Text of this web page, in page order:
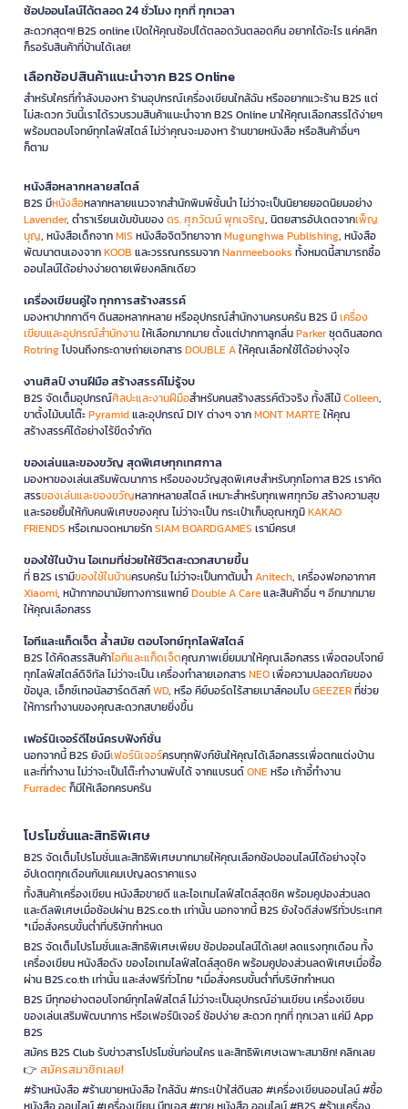
ช้อปออนไลน์ได้ตลอด 24 ชั่วโมง ทุกที่ ทุกเวลา
สะดวกสุดๆ! B2S online เปิดให้คุณช้อปได้ตลอดวันตลอดคืน อยากได้อะไร แค่คลิก
ก็รอรับสินค้าที่บ้านได้เลย!
เลือกช้อปสินค้าแนะนำจาก B2S Online
สำหรับใครที่กำลังมองหา ร้านอุปกรณ์เครื่องเขียนใกล้ฉัน หรืออยากแวะร้าน B2S แต่
ไม่สะดวก วันนี้เราได้รวบรวมสินค้าแนะนำจาก B2S Online มาให้คุณเลือกสรรได้ง่ายๆ
พร้อมตอบโจทย์ทุกไลฟ์สไตล์ ไม่ว่าคุณจะมองหา ร้านขายหนังสือ หรือสินค้าอื่นๆ
ก็ตาม
หนังสือหลากหลายสไตล์
B2S มีหนังสือหลากหลายแนวจากสำนักพิมพ์ชั้นนำ ไม่ว่าจะเป็นนิยายยอดนิยมอย่าง
Lavender, ตำราเรียนเข้มข้นของดร. ศุภวัฒน์ พุกเจริญ, นิตยสารอัปเดตจากเพ็ญ
บุญ, หนังสือเด็กจากMIS หนังสือจิตวิทยาจากMugunghwa Publishing, หนังสือ
พัฒนาตนเองจากKOOB และวรรณกรรมจากNanmeebooks ทั้งหมดนี้สามารถซื้อ
ออนไลน์ได้อย่างง่ายดายเพียงคลิกเดียว
เครื่องเขียนคู่ใจ ทุกการสร้างสรรค์
มองหาปากกาดีๆ ดินสอหลากหลาย หรืออุปกรณ์สำนักงานครบครัน B2S มีเครื่อง
เขียนและอุปกรณ์สำนักงานให้เลือกมากมาย ตั้งแต่ปากกาลูกลื่นParkerชุดดินสอกด
Rotringไปจนถึงกระดาษถ่ายเอกสารDOUBLE Aให้คุณเลือกใช้ได้อย่างจุใจ
งานศิลป์ งานฝีมือ สร้างสรรค์ไม่รู้จบ
B2S จัดเต็มอุปกรณ์ศิลปะและงานฝีมือสำหรับคนสร้างสรรค์ตัวจริง ทั้งสีไม้Colleen,
ขาตั้งไม้บนโต๊ะPyramidและอุปกรณ์ DIY ต่างๆ จากMONT MARTEให้คุณ
สร้างสรรค์ได้อย่างไร้ขีดจำกัด
ของเล่นและของขวัญ สุดพิเศษทุกเทศกาล
มองหาของเล่นเสริมพัฒนาการ หรือของขวัญสุดพิเศษสำหรับทุกโอกาส B2S เราคัด
สรรของเล่นและของขวัญหลากหลายสไตล์ เหมาะสำหรับทุกเพศทุกวัย สร้างความสุข
และรอยยิ้มให้กับคนพิเศษของคุณ ไม่ว่าจะเป็น กระเป๋าเก็บอุณหภูมิKAKAO
FRIENDS หรือเกมจดหมายรักSIAM BOARDGAMES เรามีครบ!
ของใช้ในบ้าน ไอเทมที่ช่วยให้ชีวิตสะดวกสบายขึ้น
ที่ B2S เรามีของใช้ในบ้านครบครัน ไม่ว่าจะเป็นกาต้มน้ำAnitech, เครื่องฟอกอากาศ
Xiaomi, หน้ากากอนามัยทางการแพทย์Double A Careและสินค้าอื่น ๆ อีกมากมาย
ให้คุณเลือกสรร
ไอทีและแก็ดเจ็ต ล้ำสมัย ตอบโจทย์ทุกไลฟ์สไตล์
B2S ได้คัดสรรสินค้าไอทีและแก็ดเจ็ตคุณภาพเยี่ยมมาให้คุณเลือกสรร เพื่อตอบโจทย์
ทุกไลฟ์สไตล์ดิจิทัล ไม่ว่าจะเป็น เครื่องทำลายเอกสารNEOเพื่อความปลอดภัยของ
ข้อมูล, เอ็กซ์เทอนัลฮาร์ดดิสก์WD, หรือ คีย์บอร์ดไร้สายเมาส์คอมโบGEEZERที่ช่วย
ให้การทำงานของคุณสะดวกสบายยิ่งขึ้น
เฟอร์นิเจอร์ดีไซน์ครบฟังก์ชั่น
นอกจากนี้ B2S ยังมีเฟอร์นิเจอร์ครบทุกฟังก์ชันให้คุณได้เลือกสรรเพื่อตกแต่งบ้าน
และที่ทำงาน ไม่ว่าจะเป็นโต๊ะทำงานพับได้ จากแบรนด์ONEหรือ เก้าอี้ทำงาน
Furradecก็มีให้เลือกครบครัน
โปรโมชั่นและสิทธิพิเศษ
B2S จัดเต็มโปรโมชั่นและสิทธิพิเศษมากมายให้คุณเลือกช้อปออนไลน์ได้อย่างจุใจ
อัปเดตทุกเดือนกับแคมเปญลดราคาแรง
ทั้งสินค้าเครื่องเขียน หนังสือขายดี และไอเทมไลฟ์สไตล์สุดชิค พร้อมคูปองส่วนลด
และดีลพิเศษเมื่อช้อปผ่าน B2S.co.th เท่านั้น นอกจากนี้ B2S ยังใจดีส่งฟรีทั่วประเทศ
*เมื่อสั่งครบขั้นต่ำที่บริษัทกำหนด
B2S จัดเต็มโปรโมชั่นและสิทธิพิเศษเพียบ ช้อปออนไลน์ได้เลย! ลดแรงทุกเดือน ทั้ง
เครื่องเขียน หนังสือดัง ของไอเทมไลฟ์สไตล์สุดชิค พร้อมคูปองส่วนลดพิเศษเมื่อซื้อ
ผ่าน B2S.co.th เท่านั้น และส่งฟรีทั่วไทย *เมื่อสั่งครบขั้นต่ำที่บริษัทกำหนด
B2S มีทุกอย่างตอบโจทย์ทุกไลฟ์สไตล์ ไม่ว่าจะเป็นอุปกรณ์อ่านเขียน เครื่องเขียน
ของเล่นเสริมพัฒนาการ หรือเฟอร์นิเจอร์ ช้อปง่าย สะดวก ทุกที่ ทุกเวลา แค่มี App
B2S
สมัคร B2S Club รับข่าวสารโปรโมชั่นก่อนใคร และสิทธิพิเศษเฉพาะสมาชิก! คลิกเลย
👉 สมัครสมาชิกเลย!
#ร้านหนังสือ #ร้านขายหนังสือ ใกล้ฉัน #กระเป๋าใส่ดินสอ #เครื่องเขียนออนไลน์ #ซื้อ